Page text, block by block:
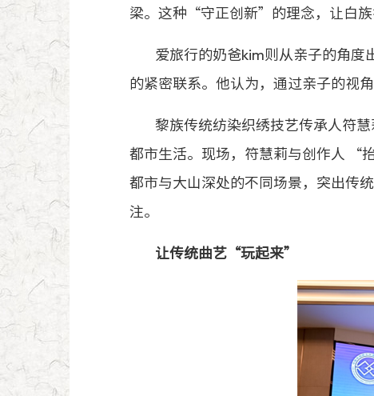
梁。这种“守正创新”的理念，让白族
爱旅行的奶爸kim则从亲子的角度
的紧密联系。他认为，通过亲子的视
黎族传统纺染织绣技艺传承人符
都市生活。现场，符慧莉与创作人 “
都市与大山深处的不同场景，突出传
注。
让传统曲艺“玩起来”